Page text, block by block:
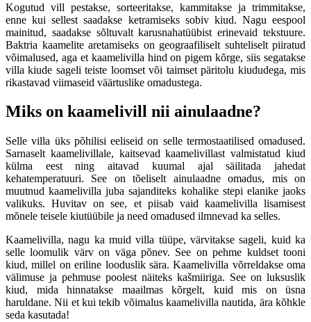
Kogutud vill pestakse, sorteeritakse, kammitakse ja trimmitakse,
enne kui sellest saadakse ketramiseks sobiv kiud. Nagu eespool
mainitud, saadakse sõltuvalt karusnahatüübist erinevaid tekstuure.
Baktria kaamelite aretamiseks on geograafiliselt suhteliselt piiratud
võimalused, aga et kaamelivilla hind on pigem kõrge, siis segatakse
villa kiude sageli teiste loomset või taimset päritolu kiududega, mis
rikastavad viimaseid väärtuslike omadustega.
Miks on kaamelivill nii ainulaadne?
Selle villa üks põhilisi eeliseid on selle termostaatilised omadused.
Sarnaselt kaamelivillale, kaitsevad kaamelivillast valmistatud kiud
külma eest ning aitavad kuumal ajal säilitada jahedat
kehatemperatuuri. See on tõeliselt ainulaadne omadus, mis on
muutnud kaamelivilla juba sajanditeks kohalike stepi elanike jaoks
valikuks. Huvitav on see, et piisab vaid kaamelivilla lisamisest
mõnele teisele kiutüübile ja need omadused ilmnevad ka selles.
Kaamelivilla, nagu ka muid villa tüüpe, värvitakse sageli, kuid ka
selle loomulik värv on väga põnev. See on pehme kuldset tooni
kiud, millel on eriline looduslik sära. Kaamelivilla võrreldakse oma
välimuse ja pehmuse poolest näiteks kašmiiriga. See on luksuslik
kiud, mida hinnatakse maailmas kõrgelt, kuid mis on üsna
haruldane. Nii et kui tekib võimalus kaamelivilla nautida, ära kõhkle
seda kasutada!